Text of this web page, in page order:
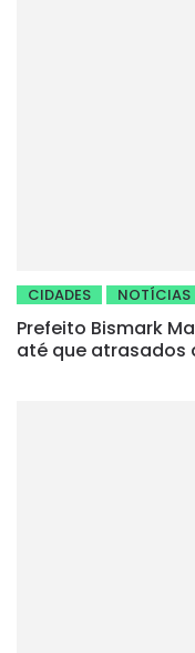
CIDADES NOTÍCIAS
Prefeito Bismark
até que atrasados